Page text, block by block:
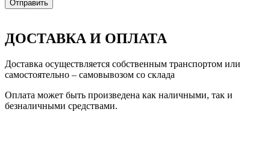
ДОСТАВКА И ОПЛАТА
Доставка осуществляется собственным транспортом или
самостоятельно – самовывозом со склада
Оплата может быть произведена как наличными, так и
безналичными средствами.